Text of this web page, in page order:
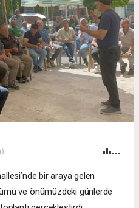
bir araya gelen
ve önümüzdeki günlerde